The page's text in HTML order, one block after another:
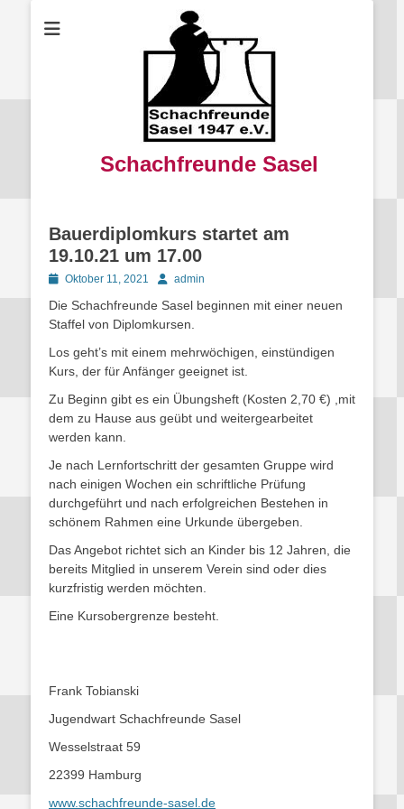
Schachfreunde Sasel
Bauerdiplomkurs startet am
19.10.21 um 17.00
PostedOktober 11, 2021 Autoradmin
Die Schachfreunde Sasel beginnen mit einer neuen
Staffel von Diplomkursen.
Los geht’s mit einem mehrwöchigen, einstündigen
Kurs, der für Anfänger geeignet ist.
Zu Beginn gibt es ein Übungsheft (Kosten 2,70 €) ,mit
dem zu Hause aus geübt und weitergearbeitet
werden kann.
Je nach Lernfortschritt der gesamten Gruppe wird
nach einigen Wochen ein schriftliche Prüfung
durchgeführt und nach erfolgreichen Bestehen in
schönem Rahmen eine Urkunde übergeben.
Das Angebot richtet sich an Kinder bis 12 Jahren, die
bereits Mitglied in unserem Verein sind oder dies
kurzfristig werden möchten.
Eine Kursobergrenze besteht.
Frank Tobianski
Jugendwart Schachfreunde Sasel
Wesselstraat 59
22399 Hamburg
www.schachfreunde-sasel.de